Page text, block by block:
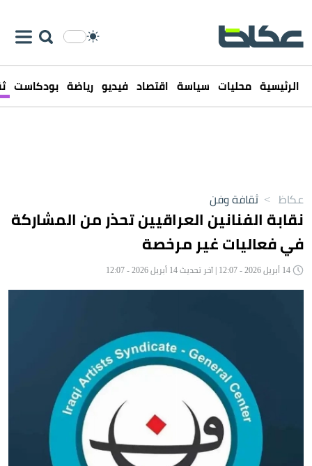
الرئيسية محليات سياسة اقتصاد فيديو رياضة بودكاست
عكاظ > ثقافة وفن
نقابة الفنانين العراقيين تحذر من المشاركة
في فعاليات غير مرخصة